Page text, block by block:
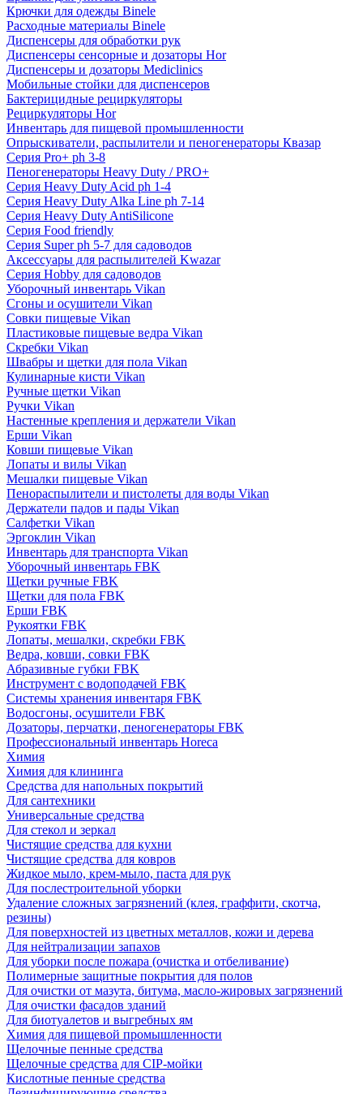
Крючки для одежды Binele
Расходные материалы Binele
Диспенсеры для обработки рук
Диспенсеры сенсорные и дозаторы Hor
Диспенсеры и дозаторы Mediclinics
Мобильные стойки для диспенсеров
Бактерицидные рециркуляторы
Рециркуляторы Hor
Инвентарь для пищевой промышленности
Опрыскиватели, распылители и пеногенераторы Квазар
Серия Pro+ ph 3-8
Пеногенераторы Heavy Duty / PRO+
Серия Heavy Duty Acid ph 1-4
Серия Heavy Duty Alka Line ph 7-14
Серия Heavy Duty AntiSilicone
Серия Food friendly
Серия Super ph 5-7 для садоводов
Аксессуары для распылителей Kwazar
Серия Hobby для садоводов
Уборочный инвентарь Vikan
Сгоны и осушители Vikan
Совки пищевые Vikan
Пластиковые пищевые ведра Vikan
Скребки Vikan
Швабры и щетки для пола Vikan
Кулинарные кисти Vikan
Ручные щетки Vikan
Ручки Vikan
Настенные крепления и держатели Vikan
Ерши Vikan
Ковши пищевые Vikan
Лопаты и вилы Vikan
Мешалки пищевые Vikan
Пенораспылители и пистолеты для воды Vikan
Держатели падов и пады Vikan
Салфетки Vikan
Эргоклин Vikan
Инвентарь для транспорта Vikan
Уборочный инвентарь FBK
Щетки ручные FBK
Щетки для пола FBK
Ерши FBK
Рукоятки FBK
Лопаты, мешалки, скребки FBK
Ведра, ковши, совки FBK
Абразивные губки FBK
Инструмент с водоподачей FBK
Системы хранения инвентаря FBK
Водосгоны, осушители FBK
Дозаторы, перчатки, пеногенераторы FBK
Профессиональный инвентарь Horeca
Химия
Химия для клининга
Средства для напольных покрытий
Для сантехники
Универсальные средства
Для стекол и зеркал
Чистящие средства для кухни
Чистящие средства для ковров
Жидкое мыло, крем-мыло, паста для рук
Для послестроительной уборки
Удаление сложных загрязнений (клея, граффити, скотча,
резины)
Для поверхностей из цветных металлов, кожи и дерева
Для нейтрализации запахов
Для уборки после пожара (очистка и отбеливание)
Полимерные защитные покрытия для полов
Для очистки от мазута, битума, масло-жировых загрязнений
Для очистки фасадов зданий
Для биотуалетов и выгребных ям
Химия для пищевой промышленности
Щелочные пенные средства
Щелочные средства для CIP-мойки
Кислотные пенные средства